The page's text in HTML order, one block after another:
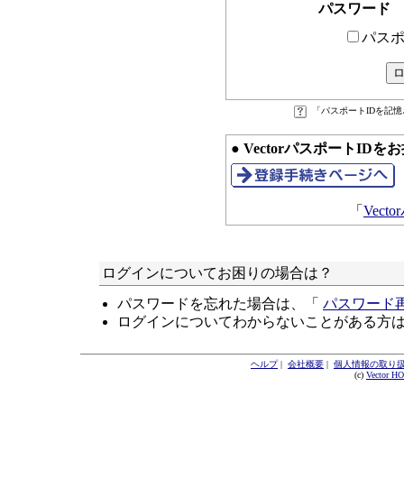
パスワード
パス
「パスポートIDを記
● VectorパスポートIDを
「
ログインについてお困りの場合は？
パスワードを忘れた場合は、「 パスワード
ログインについてわからないことがある方
ヘルプ| 会社概要 | 個人情報の取り
(c) Vector